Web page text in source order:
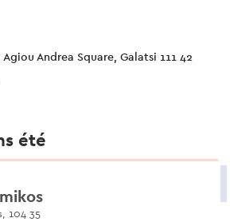
Andrea Square, Galatsi 111 42
été
104 35